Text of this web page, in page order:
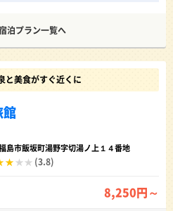
泊プラン一覧へ
と美食がすぐ近くに
館
島市飯坂町湯野字切湯ノ上１４番地
(3.8)
8,250円～